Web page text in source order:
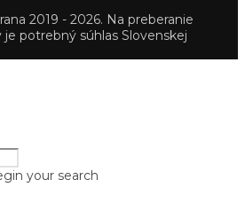
2019 - 2026. Na preberanie
potrebný súhlas Slovenskej
your search